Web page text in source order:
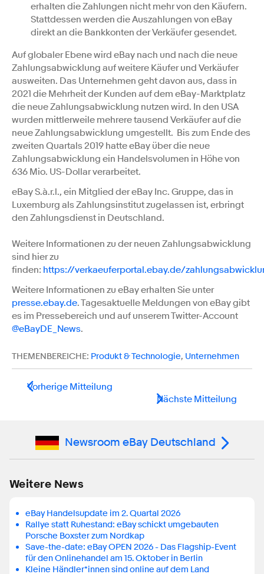
erhalten die Zahlungen nicht mehr von den Käufern.
Stattdessen werden die Auszahlungen von eBay
direkt an die Bankkonten der Verkäufer gesendet.
Auf globaler Ebene wird eBay nach und nach die neue
Zahlungsabwicklung auf weitere Käufer und Verkäufer
ausweiten. Das Unternehmen geht davon aus, dass in
2021 die Mehrheit der Kunden auf dem eBay-Marktplatz
die neue Zahlungsabwicklung nutzen wird. In den USA
wurden mittlerweile mehrere tausend Verkäufer auf die
neue Zahlungsabwicklung umgestellt. Bis zum Ende des
zweiten Quartals 2019 hatte eBay über die neue
Zahlungsabwicklung ein Handelsvolumen in Höhe von
636 Mio. US-Dollar verarbeitet.
eBay S.à.r.l., ein Mitglied der eBay Inc. Gruppe, das in
Luxemburg als Zahlungsinstitut zugelassen ist, erbringt
den Zahlungsdienst in Deutschland.
Weitere Informationen zu der neuen Zahlungsabwicklung
sind hier zu
finden: https://verkaeuferportal.ebay.de/
Weitere Informationen zu eBay erhalten Sie unter
presse.ebay.de. Tagesaktuelle Meldungen von eBay gibt
es im Pressebereich und auf unserem Twitter-Account
@eBayDE_News.
THEMENBEREICHE: Produkt & Technologie, Unternehmen
Vorherige Mitteilung
Nächste Mitteilung
Newsroom eBay Deutschland
Weitere News
eBay Handelsupdate im 2. Quartal 2026
Rallye statt Ruhestand: eBay schickt umgebauten
Porsche Boxster zum Nordkap
Save-the-date: eBay OPEN 2026 - Das Flagship-Event
für den Onlinehandel am 15. Oktober in Berlin
Kleine Händler*innen sind online auf dem Land